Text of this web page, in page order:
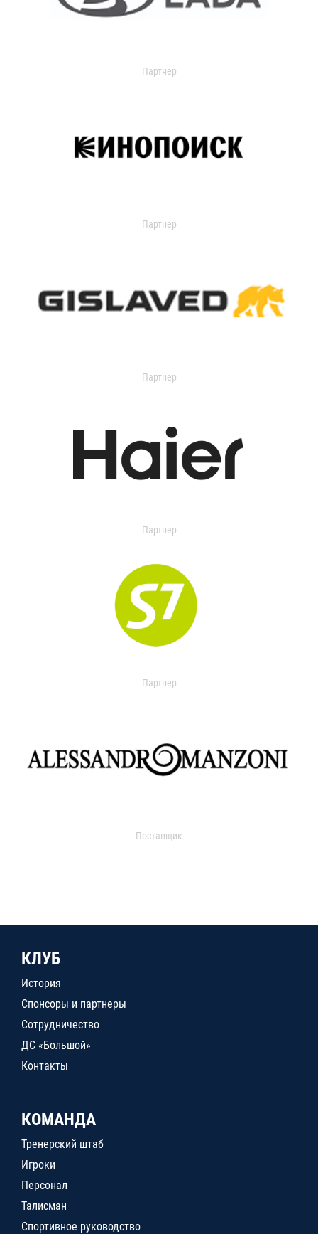
Партнер
Партнер
Партнер
Партнер
Партнер
Поставщик
КЛУБ
История
Спонсоры и партнеры
Сотрудничество
ДС «Большой»
Контакты
КОМАНДА
Тренерский штаб
Игроки
Персонал
Талисман
Спортивное руководство